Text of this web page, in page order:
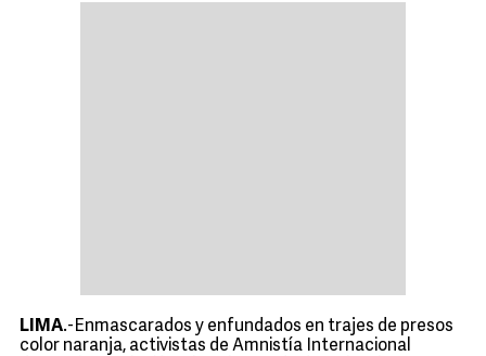
LIMA.-Enmascarados y enfundados en trajes de presos
color naranja, activistas de Amnistía Internacional